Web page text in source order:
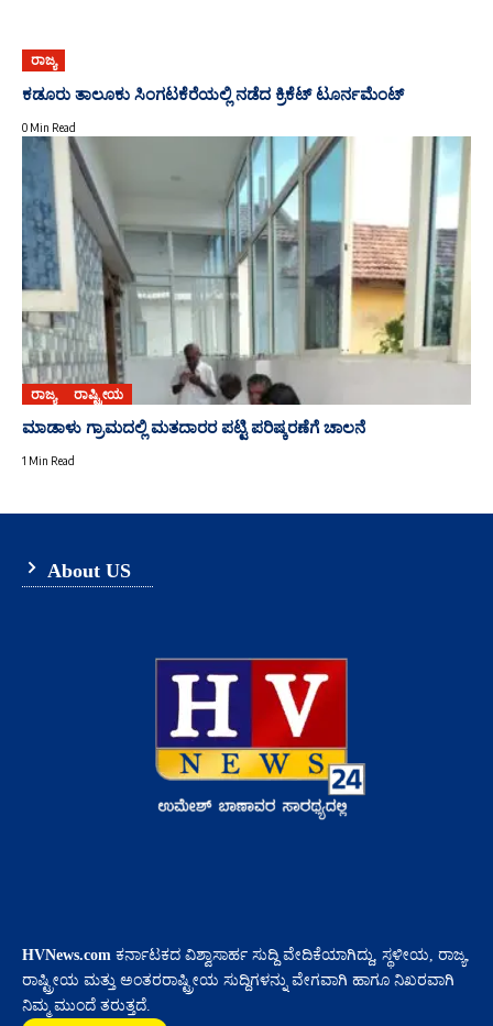
ರಾಜ್ಯ
ಕಡೂರು ತಾಲೂಕು ಸಿಂಗಟಕೆರೆಯಲ್ಲಿ ನಡೆದ ಕ್ರಿಕೆಟ್ ಟೂರ್ನಮೆಂಟ್
0 Min Read
ರಾಜ್ಯ ರಾಷ್ಟ್ರೀಯ
ಮಾಡಾಳು ಗ್ರಾಮದಲ್ಲಿ ಮತದಾರರ ಪಟ್ಟಿ ಪರಿಷ್ಕರಣೆಗೆ ಚಾಲನೆ
1 Min Read
About US
HVNews.com ಕರ್ನಾಟಕದ ವಿಶ್ವಾಸಾರ್ಹ ಸುದ್ದಿ ವೇದಿಕೆಯಾಗಿದ್ದು, ಸ್ಥಳೀಯ, ರಾಜ್ಯ,
ರಾಷ್ಟ್ರೀಯ ಮತ್ತು ಅಂತರರಾಷ್ಟ್ರೀಯ ಸುದ್ದಿಗಳನ್ನು ವೇಗವಾಗಿ ಹಾಗೂ ನಿಖರವಾಗಿ
ನಿಮ್ಮ ಮುಂದೆ ತರುತ್ತದೆ.